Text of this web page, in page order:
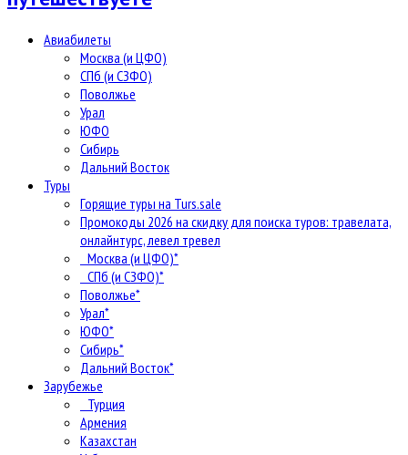
Авиабилеты
Москва (и ЦФО)
СПб (и СЗФО)
Поволжье
Урал
ЮФО
Сибирь
Дальний Восток
Туры
Горящие туры на Turs.sale
Промокоды 2026 на скидку для поиска туров: травелата,
онлайнтурс, левел тревел
Москва (и ЦФО)*
СПб (и СЗФО)*
Поволжье*
Урал*
ЮФО*
Сибирь*
Дальний Восток*
Зарубежье
Турция
Армения
Казахстан